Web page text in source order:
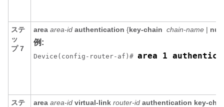
ステ
ッ
プ 7
area area-id authentication {key-chain chain-name | null
例:
Device(config-router-af)# area 1
ステ
area area-id virtual-link router-id authentication key-